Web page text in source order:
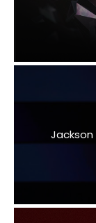
Jackson